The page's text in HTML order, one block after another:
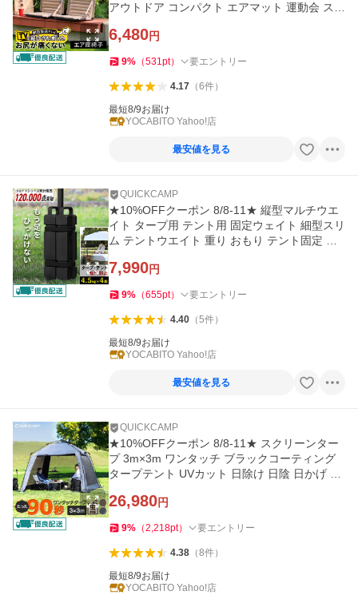
アウトドア コンパクト エアマット 運動会 スポ
6,480円
9% （531pt） 要エントリー
4.17（6件）
最短8/9お届け
YOCABITO Yahoo!店
最安値を見る
QUICKCAMP
★10%OFFクーポン 8/8-11★ 縦型マルチウエ
イト タープ用 テント用 固定ウェイト 細型スリ
ム テントウエイト 重り おもり テント固定 ゴ
7,990円
9% （655pt） 要エントリー
4.40（5件）
最短8/9お届け
YOCABITO Yahoo!店
最安値を見る
QUICKCAMP
★10%OFFクーポン 8/8-11★ スクリーンター
プ 3m×3m ワンタッチ ブラックコーティング
タープテント UVカット 日除け 日陰 日かげ ク
26,980円
9% （2,218pt） 要エントリー
4.38（8件）
最短8/9お届け
YOCABITO Yahoo!店